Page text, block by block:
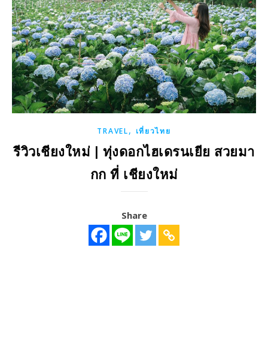
TRAVEL, เที่ยวไทย
รีวิวเชียงใหม่ | ทุ่งดอกไฮเดรนเยีย สวยมา
กก ที่ เชียงใหม่
Share